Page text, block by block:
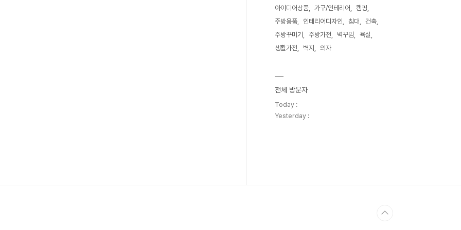
아이디어상품
가구/인테리어
캠핑
주방용품
인테리어디자인 침대
건축
주방꾸미기
주방가전 벽꾸밈
욕실
생활가전
벽지 의자
전체 방문자
Today :
Yesterday :